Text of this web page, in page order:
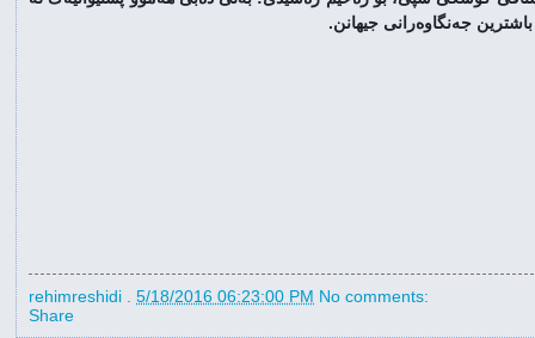
جەنگاوەرانی جیهانن.
rehimreshidi 5/18/2016 06:23:00 PM No comments:
Share